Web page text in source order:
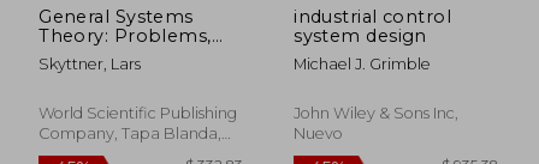
General Systems
Theory: Problems,
Perspectives, Practice
(Second Edition) (en
Skyttner, Lars
World Scientific Publishing
Company, Tapa Blanda,
Nuevo
industrial control
system design
Michael J. Grimble
John Wiley & Sons Inc,
Nuevo